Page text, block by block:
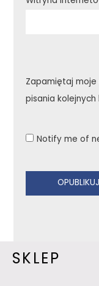
Zapamiętaj
pisania kolejnych
Notify me of
SKLEP